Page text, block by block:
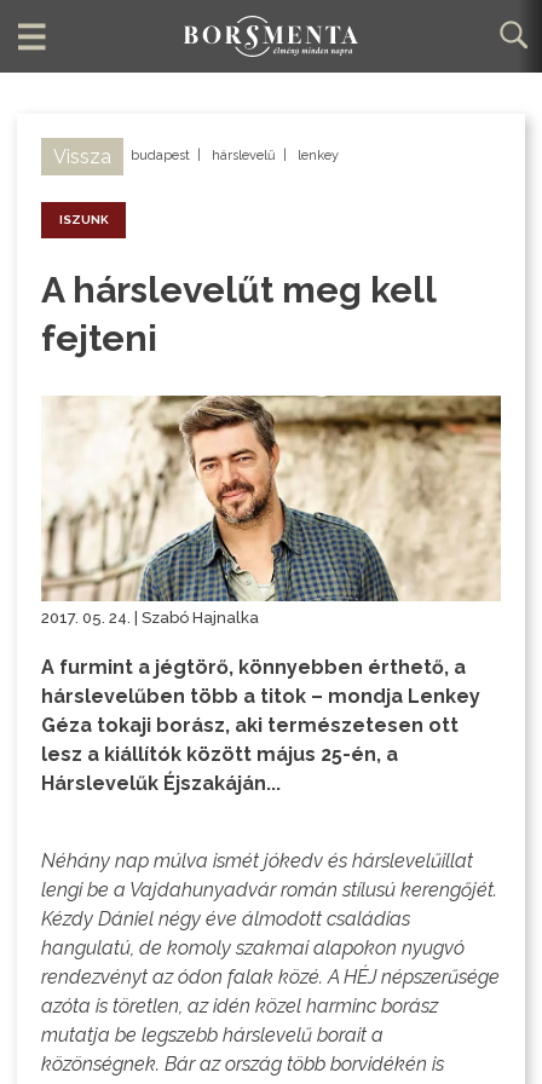
Vissza budapest hárslevelű lenkey
ISZUNK
A hárslevelűt meg kell
fejteni
2017. 05. 24. | Szabó Hajnalka
A furmint a jégtörő, könnyebben érthető, a
hárslevelűben több a titok – mondja Lenkey
Géza tokaji borász, aki természetesen ott
lesz a kiállítók között május 25-én, a
Hárslevelűk Éjszakáján...
Néhány nap múlva ismét jókedv és hárslevelűillat
lengi be a Vajdahunyadvár román stílusú kerengőjét.
Kézdy Dániel négy éve álmodott családias
hangulatú, de komoly szakmai alapokon nyugvó
rendezvényt az ódon falak közé. AHÉJnépszerűsége
azóta is töretlen, az idén közel harminc borász
mutatja be legszebb hárslevelű borait a
közönségnek. Bár az ország több borvidékén is